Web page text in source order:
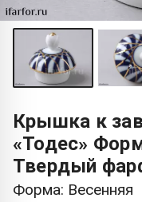
Крышка к
«Тодес»
Твердый
Форма: Весенняя